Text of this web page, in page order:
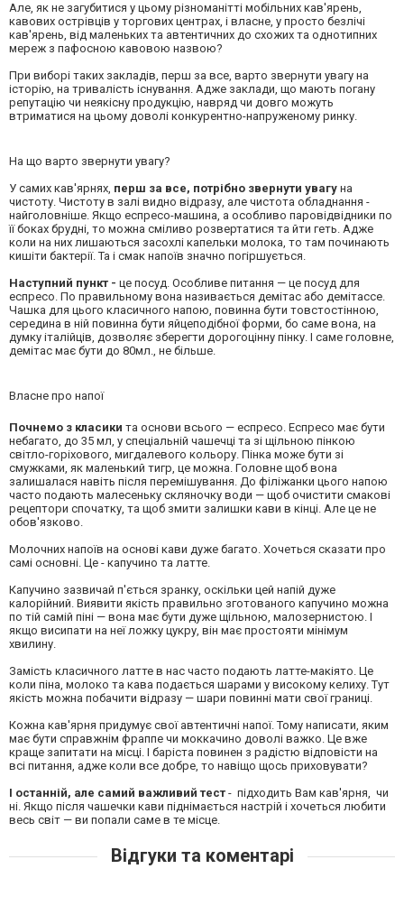
Але, як не загубитися у цьому різноманітті мобільних кав'ярень,
кавових острівців у торгових центрах, і власне, у просто безлічі
кав'ярень, від маленьких та автентичних до схожих та однотипних
мереж з пафосною кавовою назвою?
При виборі таких закладів, перш за все, варто звернути увагу на
історію, на тривалість існування. Адже заклади, що мають погану
репутацію чи неякісну продукцію, навряд чи довго можуть
втриматися на цьому доволі конкурентно-напруженому ринку.
На що варто звернути увагу?
У самих кав'ярнях, перш за все, потрібно звернути увагу на
чистоту. Чистоту в залі видно відразу, але чистота обладнання -
найголовніше. Якщо еспресо-машина, а особливо паровідвідники по
її боках брудні, то можна сміливо розвертатися та йти геть. Адже
коли на них лишаються засохлі капельки молока, то там починають
кишіти бактерії. Та і смак напоїв значно погіршується.
Наступний пункт - це посуд. Особливе питання — це посуд для
еспресо. По правильному вона називається демітас або демітассе.
Чашка для цього класичного напою, повинна бути товстостінною,
середина в ній повинна бути яйцеподібної форми, бо саме вона, на
думку італійців, дозволяє зберегти дорогоцінну пінку. І саме головне,
демітас має бути до 80мл., не більше.
Власне про напої
Почнемо з класики та основи всього — еспресо. Еспресо має бути
небагато, до 35 мл, у спеціальній чашечці та зі щільною пінкою
світло-горіхового, мигдалевого кольору. Пінка може бути зі
смужками, як маленький тигр, це можна. Головне щоб вона
залишалася навіть після перемішування. До філіжанки цього напою
часто подають малесеньку скляночку води — щоб очистити смакові
рецептори спочатку, та щоб змити залишки кави в кінці. Але це не
обов'язково.
Молочних напоїв на основі кави дуже багато. Хочеться сказати про
самі основні. Це - капучино та латте.
Капучино зазвичай п'ється зранку, оскільки цей напій дуже
калорійний. Виявити якість правильно зготованого капучино можна
по тій самій піні — вона має бути дуже щільною, малозернистою. І
якщо висипати на неї ложку цукру, він має простояти мінімум
хвилину.
Замість класичного латте в нас часто подають латте-макіято. Це
коли піна, молоко та кава подається шарами у високому келиху. Тут
якість можна побачити відразу — шари повинні мати свої границі.
Кожна кав'ярня придумує свої автентичні напої. Тому написати, яким
має бути справжнім фраппе чи моккачино доволі важко. Це вже
краще запитати на місці. І баріста повинен з радістю відповісти на
всі питання, адже коли все добре, то навіщо щось приховувати?
І останній, але самий важливий тест - підходить Вам кав'ярня, чи
ні. Якщо після чашечки кави піднімається настрій і хочеться любити
весь світ — ви попали саме в те місце.
Відгуки та коментарі